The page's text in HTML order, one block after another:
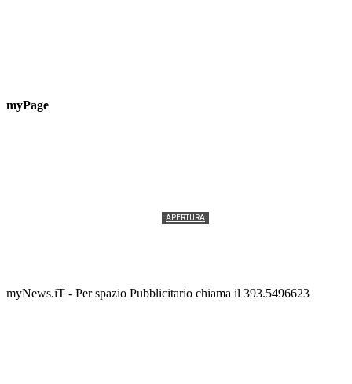
myPage
APERTURA
myNews.iT - Per spazio Pubblicitario chiama il 393.5496623